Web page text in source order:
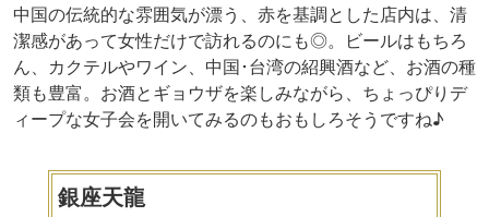
中国の伝統的な雰囲気が漂う、赤を基調とした店内は、清
潔感があって女性だけで訪れるのにも◎。ビールはもちろ
ん、カクテルやワイン、中国･台湾の紹興酒など、お酒の種
類も豊富。お酒とギョウザを楽しみながら、ちょっぴりデ
ィープな女子会を開いてみるのもおもしろそうですね♪
銀座天龍